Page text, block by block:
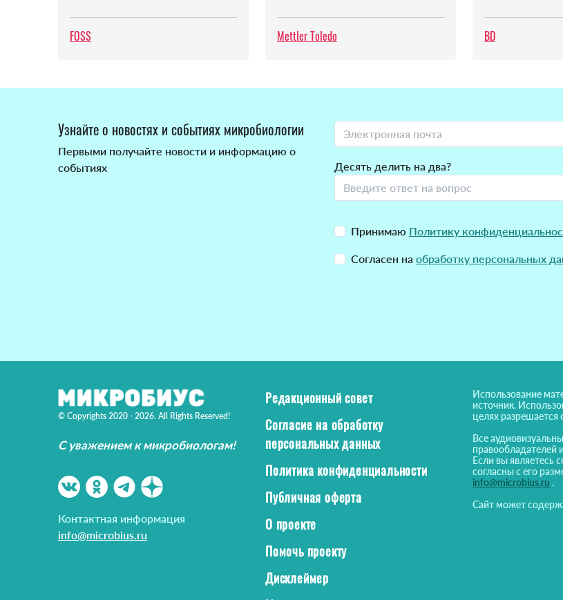
FOSS Mettler Toledo BD
Узнайте о новостях и событиях микробиологии
Первыми получайте новости и информацию о
событиях
Десять делить на два?
Принимаю Политику
Согласен на обработку персональных
© Copyrights 2020 - 2026. All Rights Reserved!
С уважением к микробиологам!
Контактная информация
info@microbius.ru
Редакционный совет
Согласие на обработку
персональных данных
Политика конфиденциальности
Публичная оферта
О проекте
Помочь проекту
Дисклеймер
Использование
источник.
целях разрешается
Все
правообладателей
Если вы являетесь
согласны с его
info@microbius.ru .
Сайт может